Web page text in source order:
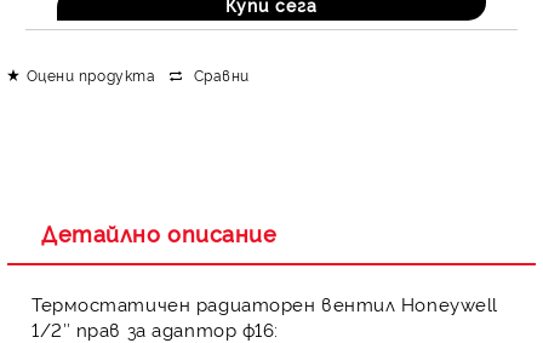
Оцени продукта Сравни
Детайлно описание
Термостатичен радиаторен вентил Honeywell
1/2″ прав за адаптор ф16: